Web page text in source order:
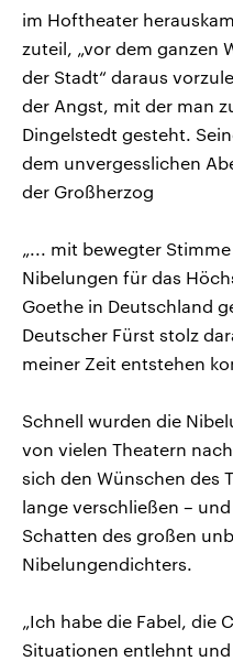
im Hoftheater
zuteil, „vor dem ganzen
der Stadt“ daraus
der Angst, mit der man
Dingelstedt gesteht.
dem unvergesslichen
der Großherzog
„... mit bewegter
Nibelungen für das
Goethe in Deutschland
Deutscher Fürst stolz
meiner Zeit entstehen
Schnell wurden die
von vielen Theatern
sich den Wünschen des
lange verschließen –
Schatten des großen
Nibelungendichters.
„Ich habe die Fabel, die
Situationen entlehnt